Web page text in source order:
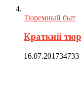
Тюремный быт
Краткий
16.07.201734733